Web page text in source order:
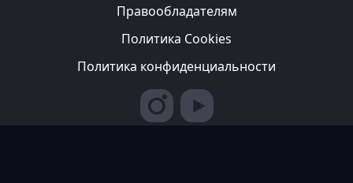
Правообладателям
Политика Cookies
Политика конфиденциальности